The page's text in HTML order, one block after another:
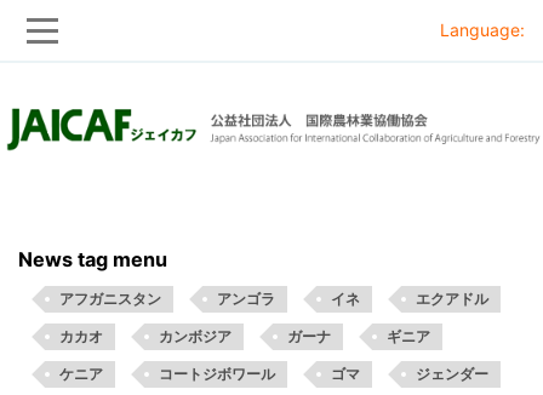
to
to
Language:
News tag menu
アフガニスタン アンゴラ イネ エクアドル
カカオ カンボジア ガーナ ギニア
ケニア コートジボワール ゴマ ジェンダー